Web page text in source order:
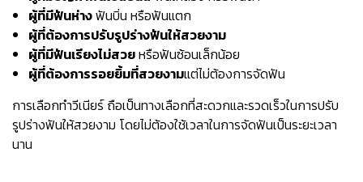
ผู้ที่มีฟันห่างฟันบิ่น หรือฟันแตก
ผู้ที่ต้องการปรับรูปร่างฟันให้สวยงาม
ผู้ที่มีฟันเรียงไม่สวยหรือฟันซ้อนเล็กน้อย
ผู้ที่ต้องการรอยยิ้มที่สวยงามแต่ไม่ต้องการจัดฟัน
การเลือกทำวีเนียร์ ถือเป็นทางเลือกที่สะดวกและรวดเร็วในการปรับ
รูปร่างฟันให้สวยงาม โดยไม่ต้องใช้เวลาในการจัดฟันเป็นระยะเวลา
นาน